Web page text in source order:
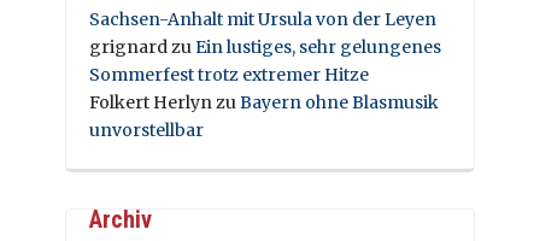
Sachsen-Anhalt mit Ursula von der Leyen
grignardzuEin lustiges, sehr gelungenes
Sommerfest trotz extremer Hitze
Folkert HerlynzuBayern ohne Blasmusik
unvorstellbar
Archiv